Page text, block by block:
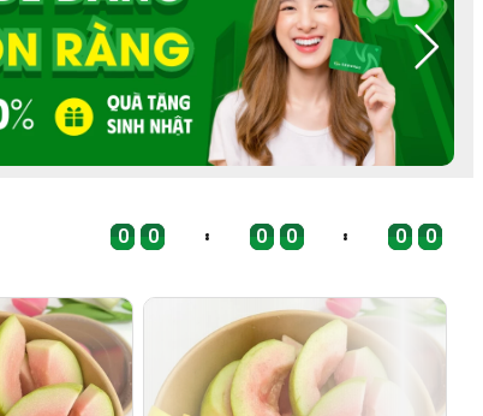
0
0
0
0 0
0
0
0 0
0
0
0 0
0
0
0 0
0
0
0 0
0
0
0